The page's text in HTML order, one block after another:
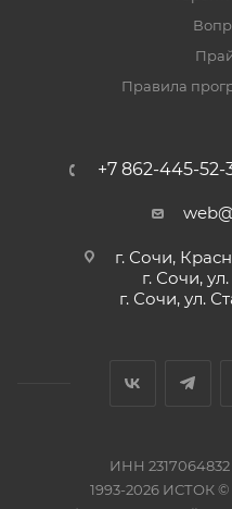
Правила
+7 862-445-52-
г. Сочи,
г. Сочи,
г. Сочи, ул.
ИНН 2317064832
1993-2026 ИСТОК